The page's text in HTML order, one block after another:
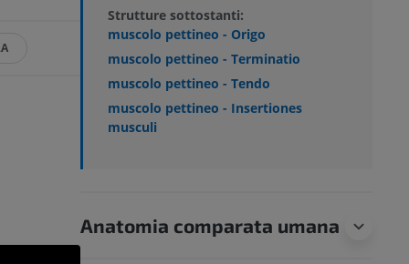
Strutture sottostanti:
muscolo pettineo - Origo
muscolo pettineo - Terminatio
muscolo pettineo - Tendo
muscolo pettineo - Insertiones
musculi
Anatomia comparata umana